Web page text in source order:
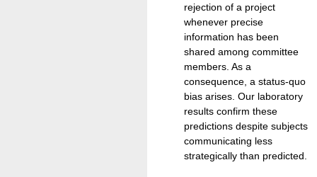
rejection of a project
whenever precise
information has been
shared among committee
members. As a
consequence, a status-quo
bias arises. Our laboratory
results confirm these
predictions despite subjects
communicating less
strategically than predicted.